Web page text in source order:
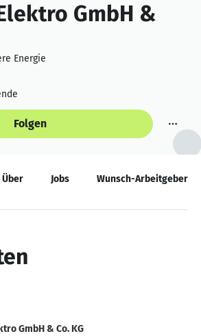
GmbH &
Energie
Folgen
Über Jobs Wunsch-Arbeitgeber
GmbH & Co. KG